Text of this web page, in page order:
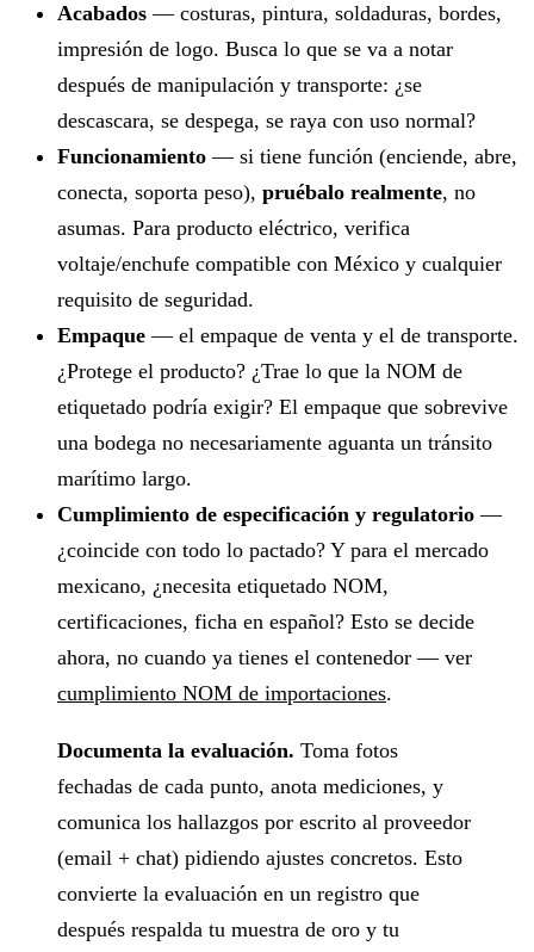
Acabados — costuras, pintura, soldaduras, bordes,
impresión de logo. Busca lo que se va a notar
después de manipulación y transporte: ¿se
descascara, se despega, se raya con uso normal?
Funcionamiento — si tiene función (enciende, abre,
conecta, soporta peso), pruébalo realmente, no
asumas. Para producto eléctrico, verifica
voltaje/enchufe compatible con México y cualquier
requisito de seguridad.
Empaque — el empaque de venta y el de transporte.
¿Protege el producto? ¿Trae lo que la NOM de
etiquetado podría exigir? El empaque que sobrevive
una bodega no necesariamente aguanta un tránsito
marítimo largo.
Cumplimiento de especificación y regulatorio —
¿coincide con todo lo pactado? Y para el mercado
mexicano, ¿necesita etiquetado NOM,
certificaciones, ficha en español? Esto se decide
ahora, no cuando ya tienes el contenedor — ver
cumplimiento NOM de importaciones.
Documenta la evaluación. Toma fotos
fechadas de cada punto, anota mediciones, y
comunica los hallazgos por escrito al proveedor
(email + chat) pidiendo ajustes concretos. Esto
convierte la evaluación en un registro que
después respalda tu muestra de oro y tu